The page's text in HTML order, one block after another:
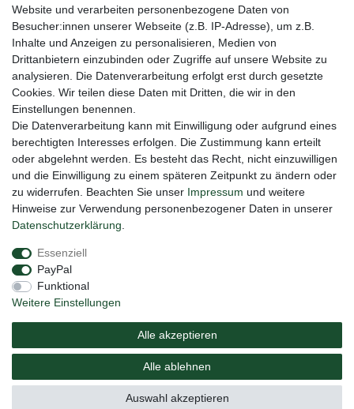
VORNAME NACHNAME
Newsletter
Honig
Hiermit bestätige ich, dass ich dieDaten­schutz­erklärunggelesen habe. Meine
Einwilligung kann ich jederzeit widerrufen.**
Abonnieren
** Hierbei handelt es sich um ein Pflichtfeld.
Impressum
Barrierefreiheitserklärung
Versand Elektrogesetz Bedienungsanleitung
© Copyright 2020 NAUC. Alle Rechte vorbehalten.
Website und verarbeiten personenbezogene Daten von
Besucher:innen unserer Webseite (z.B. IP-Adresse), um z.B.
Inhalte und Anzeigen zu personalisieren, Medien von
Drittanbietern einzubinden oder Zugriffe auf unsere Website zu
analysieren. Die Datenverarbeitung erfolgt erst durch gesetzte
Cookies. Wir teilen diese Daten mit Dritten, die wir in den
Einstellungen benennen.
Die Datenverarbeitung kann mit Einwilligung oder aufgrund eines
berechtigten Interesses erfolgen. Die Zustimmung kann erteilt
oder abgelehnt werden. Es besteht das Recht, nicht einzuwilligen
und die Einwilligung zu einem späteren Zeitpunkt zu ändern oder
zu widerrufen. Beachten Sie unser Impressum und weitere
Hinweise zur Verwendung personenbezogener Daten in unserer
Daten­schutz­erklärung
Essenziell
PayPal
Funktional
Weitere Einstellungen
Alle akzeptieren
Alle ablehnen
Auswahl akzeptieren